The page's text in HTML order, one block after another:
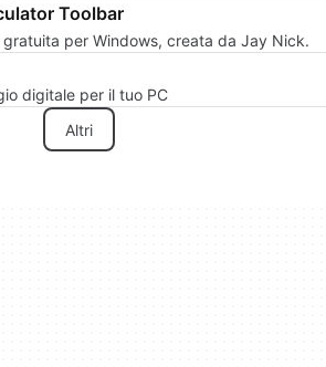
Toolbar
per Windows, creata da Jay Nick.
digitale per il tuo PC
Altri